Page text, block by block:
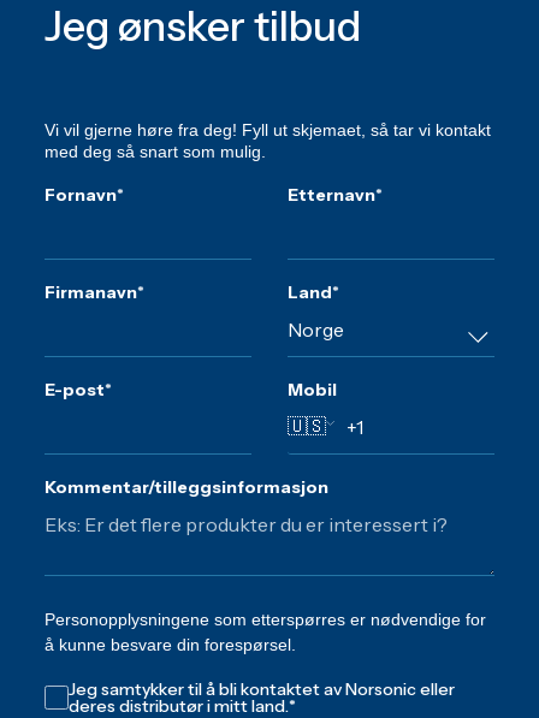
Jeg ønsker tilbud
Vi vil gjerne høre fra deg! Fyll ut skjemaet, så tar vi kontakt
med deg så snart som mulig.
Fornavn* Etternavn*
Firmanavn* Land*
E-post* Mobil
🇺🇸
Kommentar/tilleggsinformasjon
Personopplysningene som etterspørres er nødvendige for
å kunne besvare din forespørsel.
Jeg samtykker til å bli kontaktet av Norsonic eller
deres distributør i mitt land.*